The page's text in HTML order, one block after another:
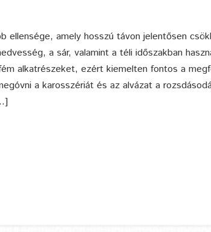
ellensége, amely hosszú távon jelentősen
a sár, valamint a téli időszakban
alkatrészeket, ezért kiemelten fontos a
a karosszériát és az alvázat a